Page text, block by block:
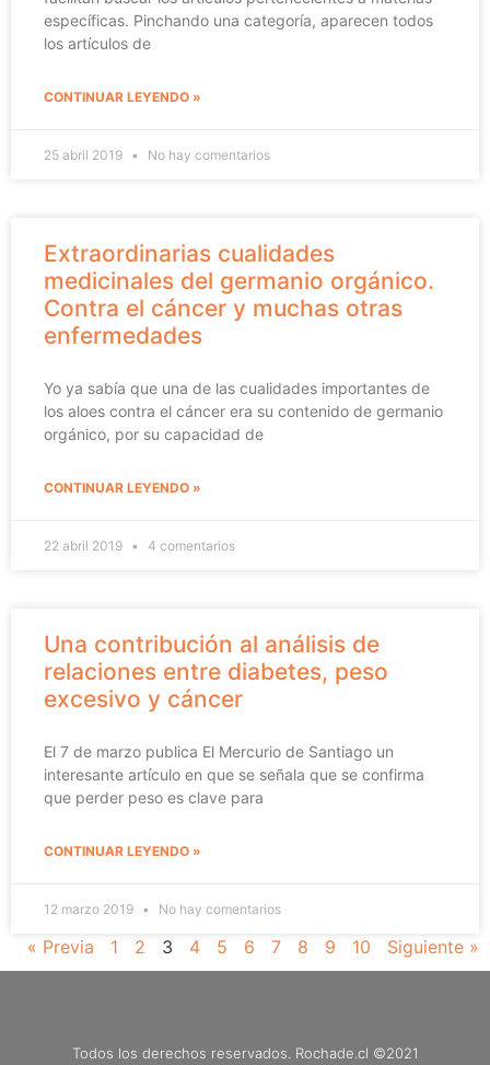
específicas. Pinchando una categoría, aparecen todos
los artículos de
CONTINUAR LEYENDO »
25 abril 2019 No hay comentarios
Extraordinarias cualidades
medicinales del germanio orgánico.
Contra el cáncer y muchas otras
enfermedades
Yo ya sabía que una de las cualidades importantes de
los aloes contra el cáncer era su contenido de germanio
orgánico, por su capacidad de
CONTINUAR LEYENDO »
22 abril 2019 4 comentarios
Una contribución al análisis de
relaciones entre diabetes, peso
excesivo y cáncer
El 7 de marzo publica El Mercurio de Santiago un
interesante artículo en que se señala que se confirma
que perder peso es clave para
CONTINUAR LEYENDO »
12 marzo 2019 No hay comentarios
« Previa 1 2 3 4 5 6 7 8 9 10 Siguiente »
Todos los derechos reservados. Rochade.cl ©2021